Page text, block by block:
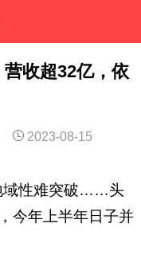
收超32亿，依
2023-08-15
域性难突破……头
今年上半年日子并